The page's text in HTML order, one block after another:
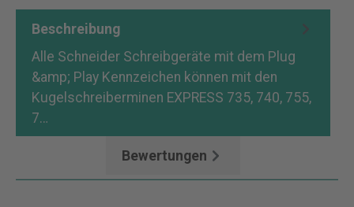
Beschreibung
Alle Schneider Schreibgeräte mit dem Plug
&amp; Play Kennzeichen können mit den
Kugelschreiberminen EXPRESS 735, 740, 755,
7…
Bewertungen